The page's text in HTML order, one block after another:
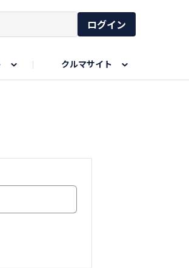
ログイン
クルマサイト